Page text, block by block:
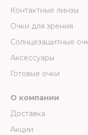
Контактные линзы
Очки для зрения
Солнцезащитные
Аксессуары
Готовые очки
О компании
Доставка
Акции